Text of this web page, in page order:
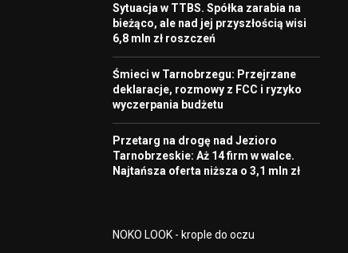
Sytuacja w TTBS. Spółka zarabia na
bieżąco, ale nad jej przyszłością wisi
6,8 mln zł roszczeń
Śmieci w Tarnobrzegu: Przejrzane
deklaracje, rozmowy z FCC i ryzyko
wyczerpania budżetu
Przetarg na drogę nad Jezioro
Tarnobrzeskie: Aż 14 firm w walce.
Najtańsza oferta niższa o 3,1 mln zł
NOKO LOOK - krople do oczu